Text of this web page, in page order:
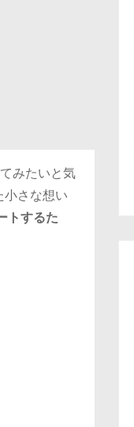
みたいと気
さな想い
トするた